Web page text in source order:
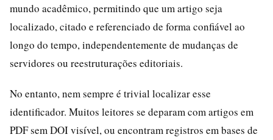
mundo acadêmico, permitindo que um artigo seja
localizado, citado e referenciado de forma confiável ao
longo do tempo, independentemente de mudanças de
servidores ou reestruturações editoriais.
No entanto, nem sempre é trivial localizar esse
identificador. Muitos leitores se deparam com artigos em
PDF sem DOI visível, ou encontram registros em bases de